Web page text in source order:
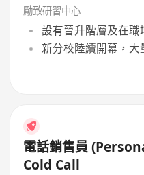
勵致研習中心
設有晉升階層及在職
新分校陸續開幕，大
電話銷售員 (Personal Loan) 不需
Cold Call